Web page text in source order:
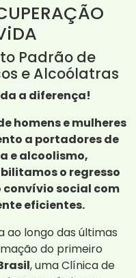
Padrão de
e Alcoólatras
a diferença!
homens e mulheres
a portadores de
e alcoolismo,
o regresso
convívio social com
eficientes.
ao longo das últimas
do primeiro
, uma Clínica de